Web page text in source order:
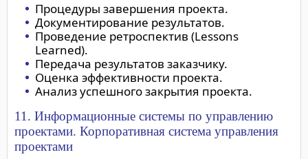
Процедуры завершения проекта.
Документирование результатов.
Проведение ретроспектив (Lessons
Learned).
Передача результатов заказчику.
Оценка эффективности проекта.
Анализ успешного закрытия проекта.
11. Информационные системы по управлению
проектами. Корпоративная система управления
проектами